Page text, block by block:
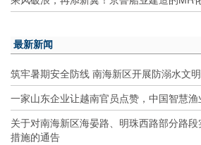
最新新闻
筑牢暑期安全防线 南海新区开展防溺水文
一家山东企业让越南官员点赞，中国智慧
关于对南海新区海晏路、明珠西路部分路
措施的通告